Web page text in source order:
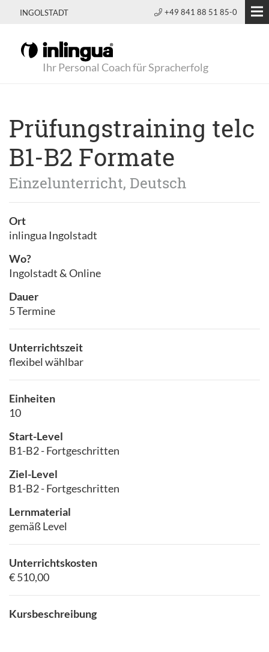
INGOLSTADT +49 841 88 51 85-0
Ihr Personal Coach für Spracherfolg
Prüfungstraining telc
B1-B2 Formate
Einzelunterricht, Deutsch
Ort
inlingua Ingolstadt
Wo?
Ingolstadt & Online
Dauer
5 Termine
Unterrichtszeit
flexibel wählbar
Einheiten
10
Start-Level
B1-B2 - Fortgeschritten
Ziel-Level
B1-B2 - Fortgeschritten
Lernmaterial
gemäß Level
Kursbeschreibung
Unterrichtskosten
€ 510,00